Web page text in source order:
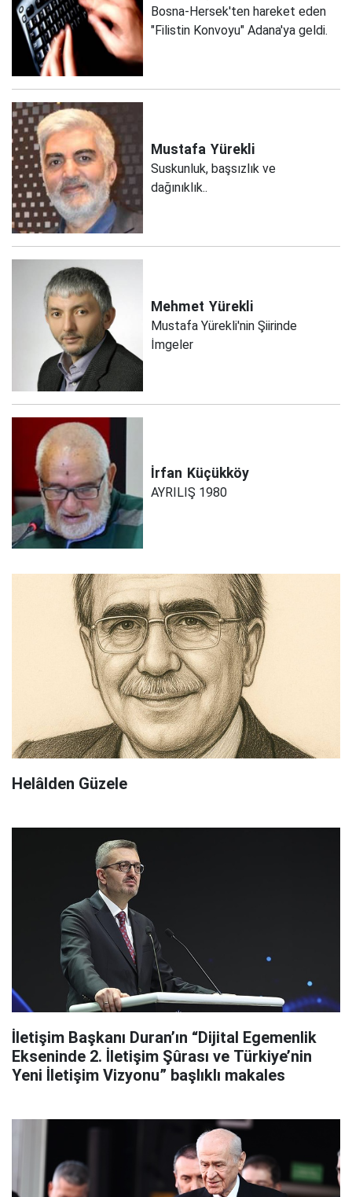
Bosna-Hersek'ten hareket eden
"Filistin Konvoyu" Adana'ya geldi.
Mustafa Yürekli
Suskunluk, başsızlık ve
dağınıklık..
Mehmet Yürekli
Mustafa Yürekli'nin Şiirinde
İmgeler
İrfan Küçükköy
AYRILIŞ 1980
Helâlden Güzele
İletişim Başkanı Duran’ın “Dijital Egemenlik
Ekseninde 2. İletişim Şûrası ve Türkiye’nin
Yeni İletişim Vizyonu” başlıklı makales